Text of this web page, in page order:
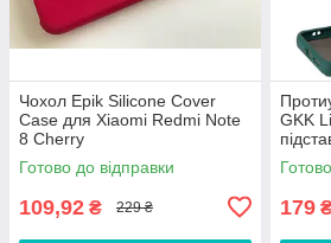
Чохол Epik Silicone Cover
Case для Xiaomi Redmi Note
8 Cherry
Готово до відправки
109,92 ₴ 229 ₴
GKK
/ Mi
179